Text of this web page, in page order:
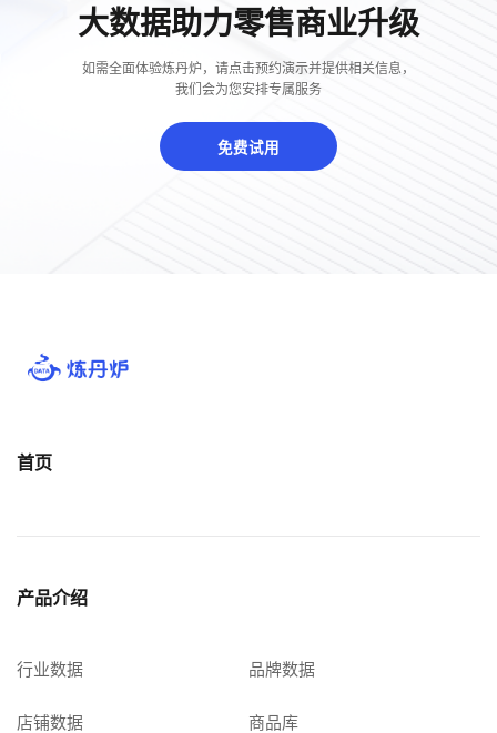
大数据助力零售商业升级
如需全面体验炼丹炉，请点击预约演示并提供相关信息，
我们会为您安排专属服务
免费试用
首页
产品介绍
行业数据 品牌数据
店铺数据 商品库